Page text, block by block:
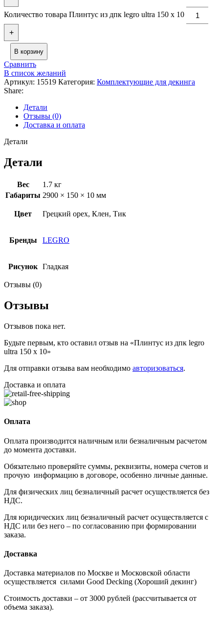
Количество товара Плинтус из дпк legro ultra 150 х 10
+
В корзину
Сравнить
В список желаний
Артикул: 15519 Категория: Комплектующие для декинга
Share:
Детали
Отзывы (0)
Доставка и оплата
Детали
Детали
Вес
1.7 кг
Габариты 2900 × 150 × 10 мм
Цвет Грецкий орех, Клен, Тик
Бренды LEGRO
Рисунок Гладкая
Отзывы (0)
Отзывы
Отзывов пока нет.
Будьте первым, кто оставил отзыв на «Плинтус из дпк legro
ultra 150 х 10»
Для отправки отзыва вам необходимо авторизоваться.
Доставка и оплата
Оплата
Оплата производится наличным или безналичным расчетом
до момента доставки.
Обязательно проверяйте суммы, реквизиты, номера счетов и
прочую информацию в договоре, особенно личные данные.
Для физических лиц безналичный расчет осуществляется без
НДС.
Для юридических лиц безналичный расчет осуществляется с
НДС или без него – по согласованию при формировании
заказа.
Доставка
Доставка материалов по Москве и Московской области
осуществляется силами Good Decking (Хороший декинг)
Стоимость доставки – от 3000 рублей (рассчитывается от
объема заказа).